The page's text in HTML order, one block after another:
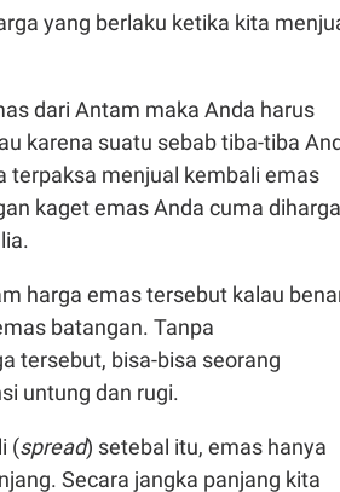
yang berlaku ketika kita
dari Antam maka Anda harus
karena suatu sebab tiba-tiba
terpaksa menjual kembali emas
kaget emas Anda cuma
harga emas tersebut kalau
batangan. Tanpa
tersebut, bisa-bisa seorang
untung dan rugi.
(spread) setebal itu, emas hanya
Secara jangka panjang kita